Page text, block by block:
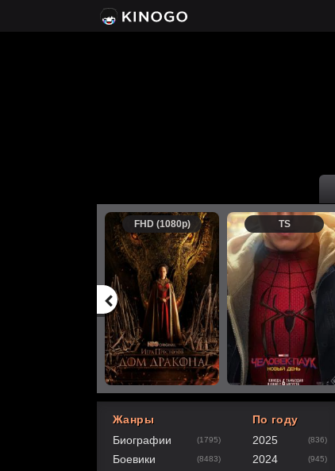
FHD (1080p) TS
40
1 2 3 4
Жанры
Биографии
(1795)
Боевики (8483)
По году
2025
(836)
2024 (945)